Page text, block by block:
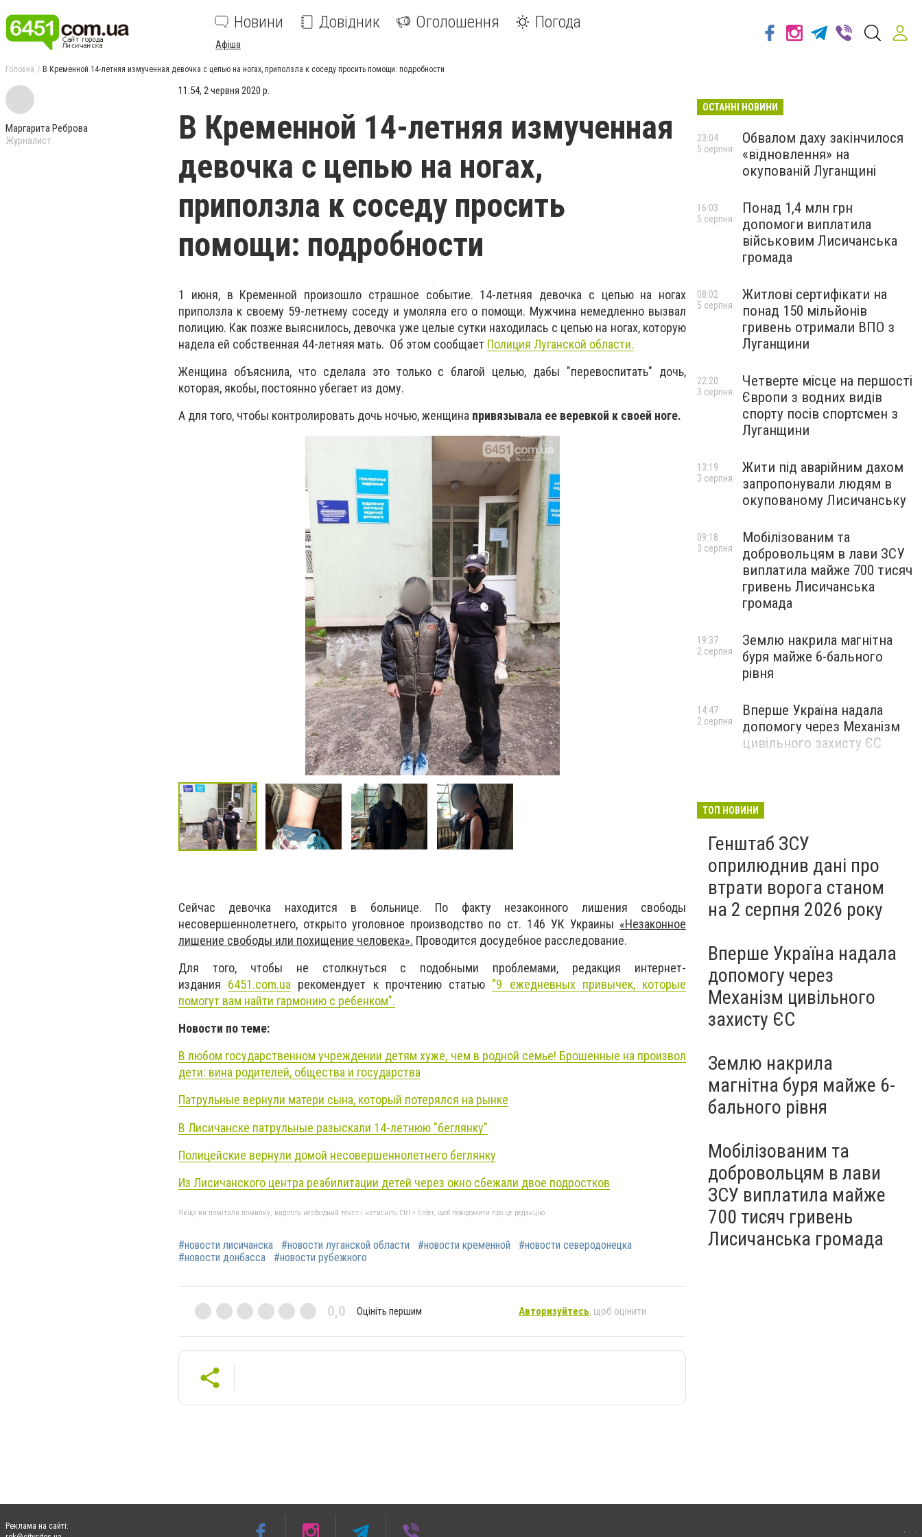
Новини Довідник Оголошення Погода
Афіша
Головна В Кременной 14-летняя измученная девочка с цепью на ногах, приползла к соседу просить помощи: подробности
Маргарита Реброва
Журналист
11:54, 2 червня 2020 р.
В Кременной 14-летняя измученная
девочка с цепью на ногах,
приползла к соседу просить
помощи: подробности
1 июня, в Кременной произошло страшное событие. 14-летняя девочка с цепью на ногах
приползла к своему 59-летнему соседу и умоляла его о помощи. Мужчина немедленно вызвал
полицию. Как позже выяснилось, девочка уже целые сутки находилась с цепью на ногах, которую
надела ей собственная 44-летняя мать. Об этом сообщает Полиция Луганской области.
Женщина объяснила, что сделала это только с благой целью, дабы "перевоспитать" дочь,
которая, якобы, постоянно убегает из дому.
А для того, чтобы контролировать дочь ночью, женщина привязывала ее веревкой к своей ноге.
Сейчас девочка находится в больнице. По факту незаконного лишения свободы
несовершеннолетнего, открыто уголовное производство по ст. 146 УК Украины «Незаконное
лишение свободы или похищение человека». Проводится досудебное расследование.
Для того, чтобы не столкнуться с подобными проблемами, редакция интернет-
издания 6451.com.ua рекомендует к прочтению статью "9 ежедневных привычек, которые
помогут вам найти гармонию с ребенком".
Новости по теме:
В любом государственном учреждении детям хуже, чем в родной семье! Брошенные на произвол
дети: вина родителей, общества и государства
Патрульные вернули матери сына, который потерялся на рынке
В Лисичанске патрульные разыскали 14-летнюю "беглянку"
Полицейские вернули домой несовершеннолетнего беглянку
Из Лисичанского центра реабилитации детей через окно сбежали двое подростков
Якщо ви помітили помилку, виділіть необхідний текст і натисніть Ctrl + Enter, щоб повідомити про це редакцію
#новости лисичанска #новости луганской области #новости кременной
#новости северодонецка
#новости донбасса
#новости рубежного
0,0 Оцініть першим Авторизуйтесь, щоб оцінити
ОСТАННІ НОВИНИ
Обвалом даху закінчилося
«відновлення» на
окупованій Луганщині
23:04
5 серпня
Понад 1,4 млн грн
допомоги виплатила
військовим Лисичанська
громада
16:03
5 серпня
Житлові сертифікати на
понад 150 мільйонів
гривень отримали ВПО з
Луганщини
08:02
5 серпня
Четверте місце на першості
Європи з водних видів
спорту посів спортсмен з
Луганщини
22:20
3 серпня
Жити під аварійним дахом
запропонували людям в
окупованому Лисичанську
13:19
3 серпня
Мобілізованим та
добровольцям в лави ЗСУ
виплатила майже 700 тисяч
гривень Лисичанська
громада
09:18
3 серпня
Землю накрила магнітна
буря майже 6-бального
рівня
19:37
2 серпня
Вперше Україна надала
допомогу через Механізм
цивільного захисту ЄС
14:47
2 серпня
ТОП НОВИНИ
Генштаб ЗСУ
оприлюднив дані про
втрати ворога станом
на 2 серпня 2026 року
Вперше Україна надала
допомогу через
Механізм цивільного
захисту ЄС
Землю накрила
магнітна буря майже 6-
бального рівня
Мобілізованим та
добровольцям в лави
ЗСУ виплатила майже
700 тисяч гривень
Лисичанська громада
Реклама на сайті: